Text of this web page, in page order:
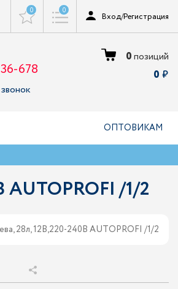
0 0
Вход/Регистрация
678
0позиций
0
ОПТОВИКАМ
AUTOPROFI /1/2
28л, 12В,220-240В AUTOPROFI /1/2